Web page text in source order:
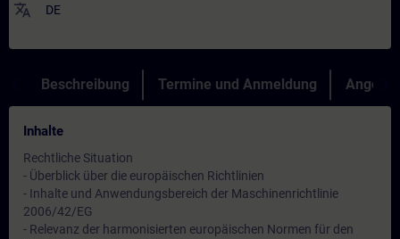
translate DE
Beschreibung Termine und Anmeldung Angebot
Inhalte
Rechtliche Situation
- Überblick über die europäischen Richtlinien
- Inhalte und Anwendungsbereich der Maschinenrichtlinie
2006/42/EG
- Relevanz der harmonisierten europäischen Normen für den